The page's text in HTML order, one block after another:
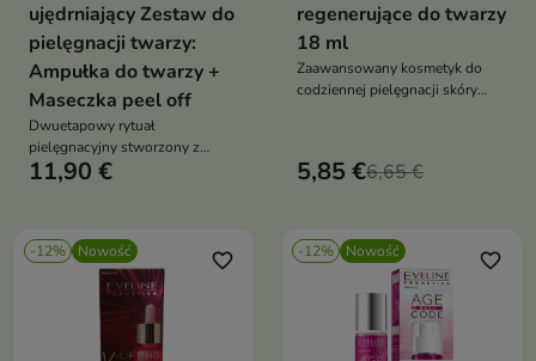
ujędrniający Zestaw do
pielęgnacji twarzy:
Ampułka do twarzy +
Maseczka peel off
Dwuetapowy rytuał
pielęgnacyjny stworzony z
myślą o skórze wymagającej
11,90 €
regenerujące do twarzy
18 ml
Zaawansowany kosmetyk do
codziennej pielęgnacji skóry
5,85 €6,65 €
-12% Nowość favorite_border -12% Nowość favorite_border